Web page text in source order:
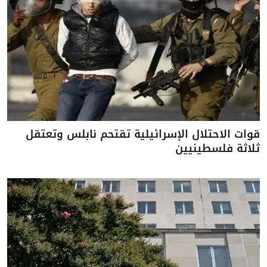
قوات الاحتلال الإسرائيلية تقتحم نابلس وتعتقل
ثلاثة فلسطينيين